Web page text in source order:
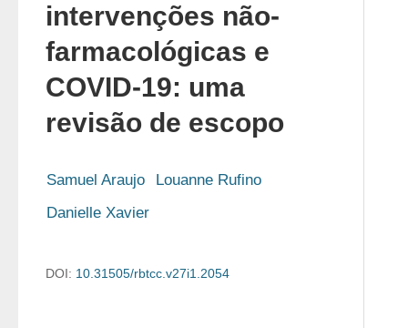
intervenções não-
farmacológicas e
COVID-19: uma
revisão de escopo
Samuel Araujo
Louanne Rufino
Danielle Xavier
DOI: 10.31505/rbtcc.v27i1.2054